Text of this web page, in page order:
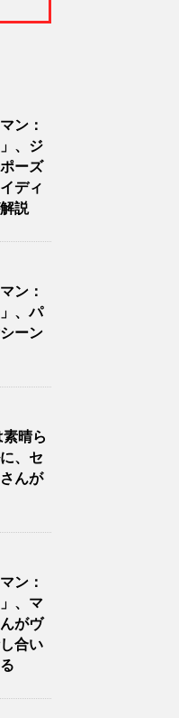
ン：
、ジ
ーズ
ディ
説
ン：
、パ
ーン
晴ら
、セ
んが
ン：
、マ
がヴ
合い